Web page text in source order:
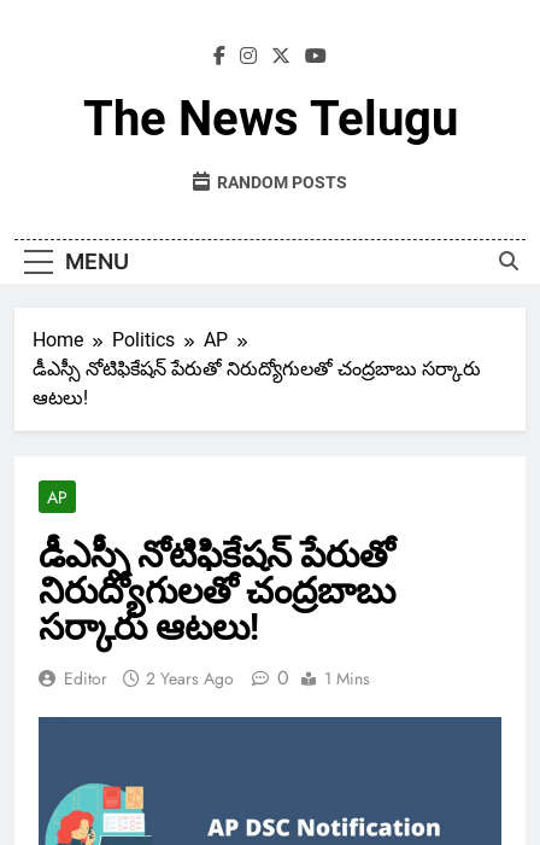
The News Telugu
RANDOM POSTS
MENU
Home Politics
AP
డీఎస్సీ నోటిఫికేషన్ పేరుతో నిరుద్యోగులతో చంద్రబాబు సర్కారు
ఆటలు!
AP
డీఎస్సీ నోటిఫికేషన్ పేరుతో
నిరుద్యోగులతో చంద్రబాబు
సర్కారు ఆటలు!
Editor 2 Years Ago 0 1 Mins